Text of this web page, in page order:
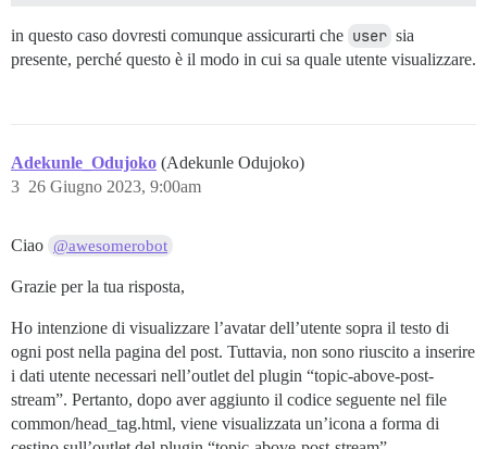
in questo caso dovresti comunque assicurarti che user sia
presente, perché questo è il modo in cui sa quale utente visualizzare.
Adekunle_Odujoko (Adekunle Odujoko)
26 Giugno 2023, 9:00am
3
Ciao @awesomerobot
Grazie per la tua risposta,
Ho intenzione di visualizzare l’avatar dell’utente sopra il testo di
ogni post nella pagina del post. Tuttavia, non sono riuscito a inserire
i dati utente necessari nell’outlet del plugin “topic-above-post-
stream”. Pertanto, dopo aver aggiunto il codice seguente nel file
common/head_tag.html, viene visualizzata un’icona a forma di